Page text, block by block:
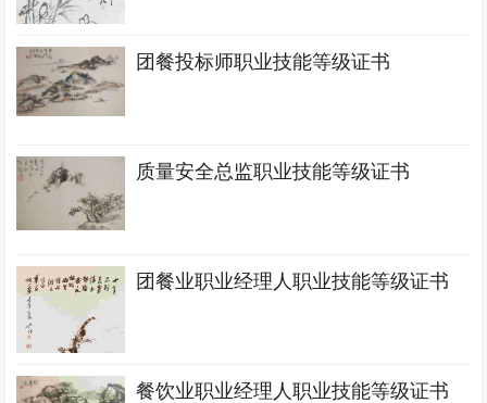
团餐投标师职业技能等级证书
质量安全总监职业技能等级证书
团餐业职业经理人职业技能等级证书
餐饮业职业经理人职业技能等级证书